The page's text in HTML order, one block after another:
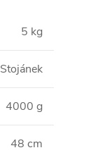
5 kg
Stojánek
4000 g
48 cm